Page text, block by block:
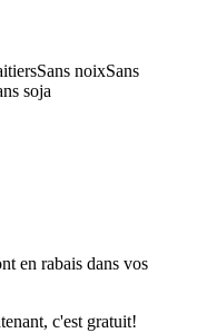
Sans noixSans
soja
en rabais dans vos
c'est gratuit!